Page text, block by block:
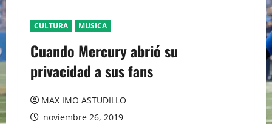
CULTURA MUSICA
Cuando Mercury abrió su
privacidad a sus fans
MAX IMO ASTUDILLO
noviembre 26, 2019